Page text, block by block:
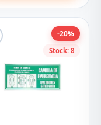
Stock: 8
-20%